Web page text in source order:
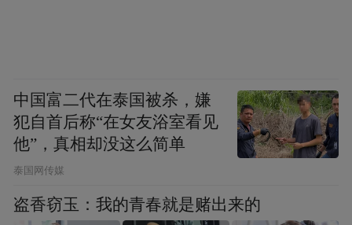
中国富二代在泰国被杀，嫌
犯自首后称“在女友浴室看见
他”，真相却没这么简单
泰国网传媒
盗香窃玉：我的青春就是赌出来的